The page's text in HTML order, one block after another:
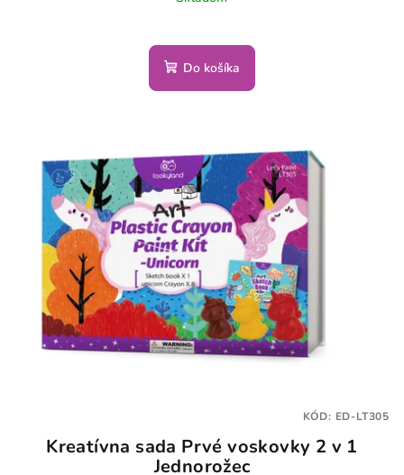
Do košíka
Kreatívna sada Prvé voskovky 2 v 1
Jednorožec
KÓD: ED-LT305